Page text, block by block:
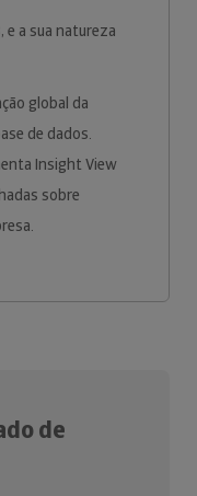
e a sua natureza
global da
de dados.
Insight View
sobre
de